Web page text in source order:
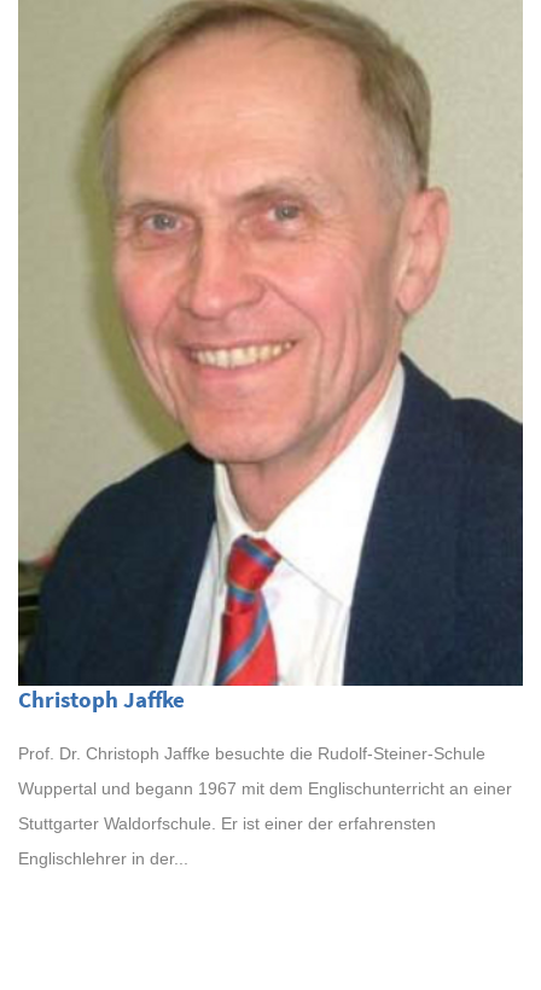
Christoph Jaffke
Prof. Dr. Christoph Jaffke besuchte die Rudolf-Steiner-Schule
Wuppertal und begann 1967 mit dem Englischunterricht an einer
Stuttgarter Waldorfschule. Er ist einer der erfahrensten
Englischlehrer in der...